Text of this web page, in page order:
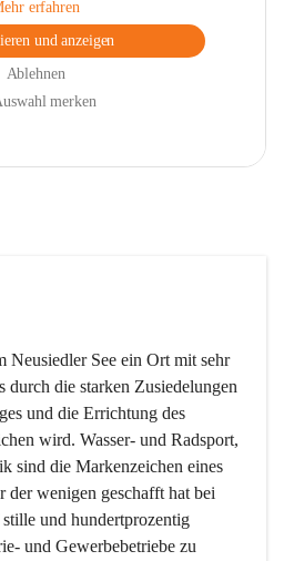
erfahren
und anzeigen
Ablehnen
merken
Neusiedler See ein Ort mit sehr
durch die starken Zusiedelungen
und die Errichtung des
wird. Wasser- und Radsport,
sind die Markenzeichen eines
der wenigen geschafft hat bei
und hundertprozentig
und Gewerbebetriebe zu